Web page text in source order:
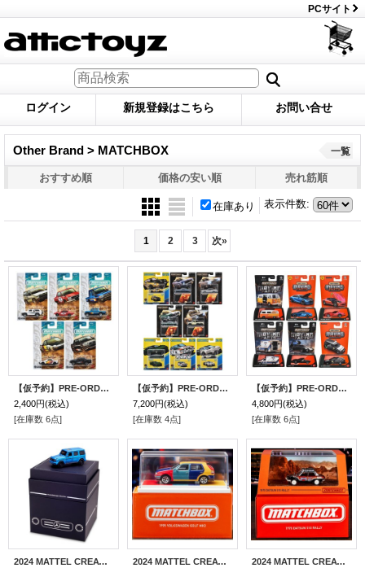
PCサイト
ログイン 新規登録はこちら お問い合せ
Other Brand > MATCHBOX 一覧
おすすめ順 価格の安い順 売れ筋順
表示件数:
在庫あり
1 2 3 次»
【仮予約】PRE-ORDER - 2026 MATCHBOX【テーマ アソート - ジャパン オリジナルズ 5種セット】1985 日産 パスファインダー/'71 日産 スカイライン 2000 GTX/'17 トヨタ ランドクルーザー 78/1984 トヨタ MR2/2018 トヨタ ハイラックス(2026年9月中旬入荷予定）
2,400円(税込)
[在庫数 6点]
【仮予約】PRE-ORDER - 2026 MATCHBOX COLLECTORS【"H"アソート 8個入り】1972 ダットサン 240Z ラリー/1969 シボレー カマロ/1971 ダッジ チャレンジャー R/T/1968 フォード マスタング ファストバック/ランドローバー 6x6/1993 ジャガー XJ220S/1984 アウディ スポーツ クワトロ S1/2026 ブガッティ トゥールビヨン(2026年9月中旬入荷予定）
7,200円(税込)
[在庫数 4点]
【仮予約】PRE-ORDER - 【2026 MATCHBOX MOVING PARTS "Q"アソート 8個入り】1973 フォルクスワーゲン T2B/2022 ベントレー バトゥール/1992 ダッジ バイパー RT10/2019 ラム アンビュランス/フォード GT40/2018 ダッジ デュランゴ (2026年9月中旬入荷予定）
4,800円(税込)
[在庫数 6点]
2024 MATTEL CREATIONS EXCLUSIVE 【MERCEDES-BENZ G 580 With EQ Technology (ドア開閉）】BLUE/RR (予約不可）
2024 MATTEL CREATIONS EXCLUSIVE 【1995 VOLKSWAGEN GOLF MK3 (トランク開閉）】YELLOW-RED-GREEN-BLUE/RR (予約不可）
2024 MATTEL CREATIONS EXCLUSIVE 【1970 DATSUN 510 RALLY】SPEC.ORANGE/RR (予約不可）